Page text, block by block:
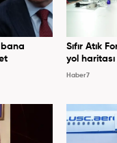
Sıfır Atık
yol
Haber7